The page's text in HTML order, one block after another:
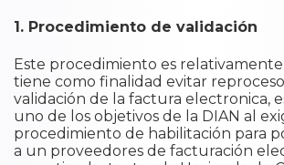
1. Procedimiento de validación
Este procedimiento es
tiene como finalidad evitar
validación de la factura electronica,
uno de los objetivos de la DIAN al
procedimiento de habilitación para
a un proveedores de facturación